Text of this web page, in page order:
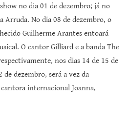
no dia 01 de dezembro; já no
Arruda. No dia 08 de dezembro, o
Guilherme Arantes entoará
O cantor Gilliard e a banda The
nos dias 14 de 15 de
de dezembro, será a vez da
internacional Joanna,